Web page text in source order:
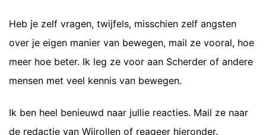
Heb je zelf vragen, twijfels, misschien zelf angsten
over je eigen manier van bewegen, mail ze vooral, hoe
meer hoe beter. Ik leg ze voor aan Scherder of andere
mensen met veel kennis van bewegen.
Ik ben heel benieuwd naar jullie reacties. Mail ze naar
de redactie van Wijrollen of reageer hieronder.